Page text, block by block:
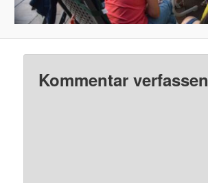
Kommentar verfassen